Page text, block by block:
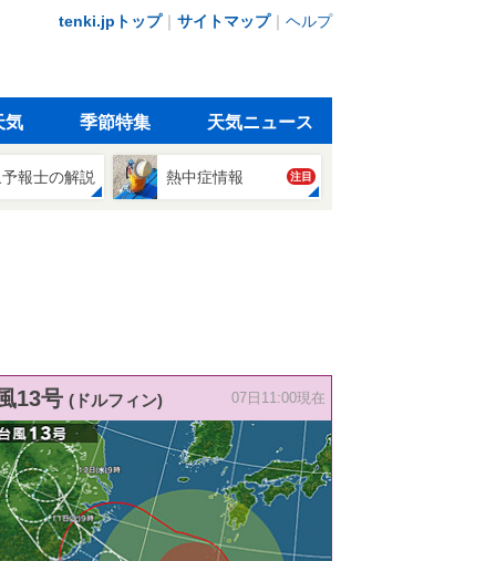
tenki.jpトップ｜ サイトマップ｜ ヘルプ
気 季節特集 天気ニュース
報士の解説 熱中症情報 注目
13号 (ドルフィン) 07日11:00現在